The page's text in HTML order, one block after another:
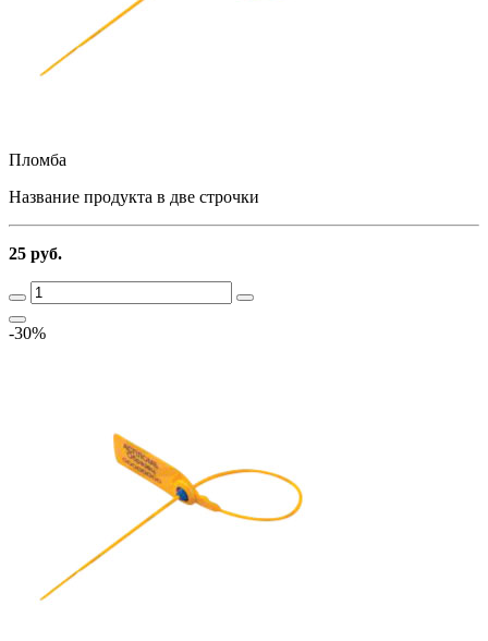
Пломба
Название продукта в две строчки
25 руб.
-30%